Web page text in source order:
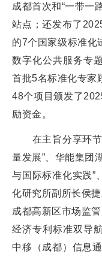
成都首次和“一带一
站点；还发布了
的7个国家级标准化
数字化公共服务专
首批5名标准化专家
48个项目颁发了
励资金。
在主旨分享环节
量发展”、华能集团
与国际标准化实践”
化研究所副所长侯捷
成都高新区市场监
经济专利标准双导
中移（成都）信息